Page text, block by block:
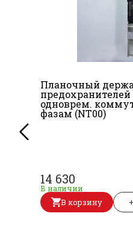
Планочный
предохранителей
одноврем.
фазам (NT00)
14 630
В наличии
В корзину